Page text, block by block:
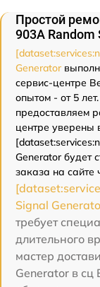
Простой
903A Random
Generator
сервис-центре
опытом - от 5
предоставляем
центре уверены
Generator будет
заказа на сайте
Signal
требует
длительного
мастер
Generator в сц